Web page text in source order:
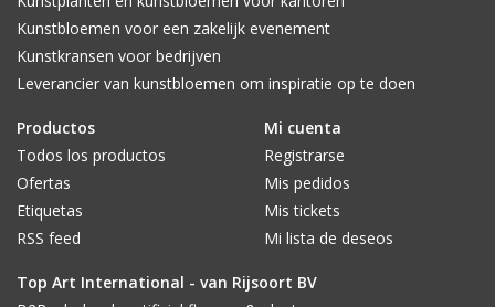
Kunstbloemen voor een zakelijk evenement
Kunstkransen voor bedrijven
Leverancier van kunstbloemen om inspiratie op te doen
Productos
Todos los productos
Ofertas
Etiquetas
RSS feed
Mi cuenta
Registrarse
Mis pedidos
Mis tickets
Mi lista de deseos
Top Art International - van Rijsoort BV